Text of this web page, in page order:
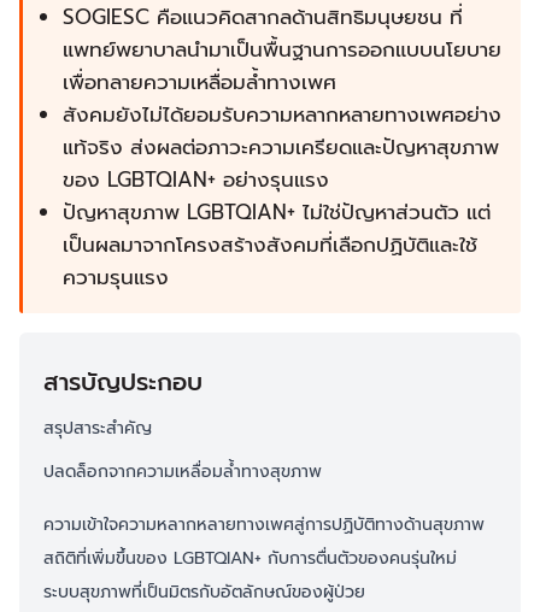
SOGIESC คือแนวคิดสากลด้านสิทธิมนุษยชน ที่
แพทย์พยาบาลนำมาเป็นพื้นฐานการออกแบบนโยบาย
เพื่อทลายความเหลื่อมล้ำทางเพศ
สังคมยังไม่ได้ยอมรับความหลากหลายทางเพศอย่าง
แท้จริง ส่งผลต่อภาวะความเครียดและปัญหาสุขภาพ
ของ LGBTQIAN+ อย่างรุนแรง
ปัญหาสุขภาพ LGBTQIAN+ ไม่ใช่ปัญหาส่วนตัว แต่
เป็นผลมาจากโครงสร้างสังคมที่เลือกปฏิบัติและใช้
ความรุนแรง
สารบัญประกอบ
สรุปสาระสำคัญ
ปลดล็อกจากความเหลื่อมล้ำทางสุขภาพ
ความเข้าใจความหลากหลายทางเพศสู่การปฏิบัติทางด้านสุขภาพ
สถิติที่เพิ่มขึ้นของ LGBTQIAN+ กับการตื่นตัวของคนรุ่นใหม่
ระบบสุขภาพที่เป็นมิตรกับอัตลักษณ์ของผู้ป่วย